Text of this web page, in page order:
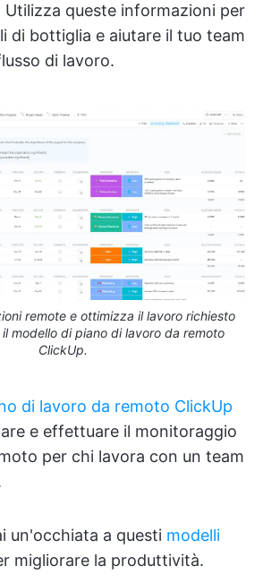
Utilizza queste informazioni per
di bottiglia e aiutare il tuo team
di lavoro.
remote e ottimizza il lavoro richiesto
modello di piano di lavoro da remoto
ClickUp.
di lavoro da remoto ClickUp
e effettuare il monitoraggio
per chi lavora con un team
un'occhiata a questi modelli
migliorare la produttività.